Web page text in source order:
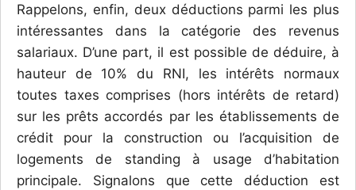
Rappelons, enfin, deux déductions parmi les plus
intéressantes dans la catégorie des revenus
salariaux. D’une part, il est possible de déduire, à
hauteur de 10% du RNI, les intérêts normaux
toutes taxes comprises (hors intérêts de retard)
sur les prêts accordés par les établissements de
crédit pour la construction ou l’acquisition de
logements de standing à usage d’habitation
principale. Signalons que cette déduction est